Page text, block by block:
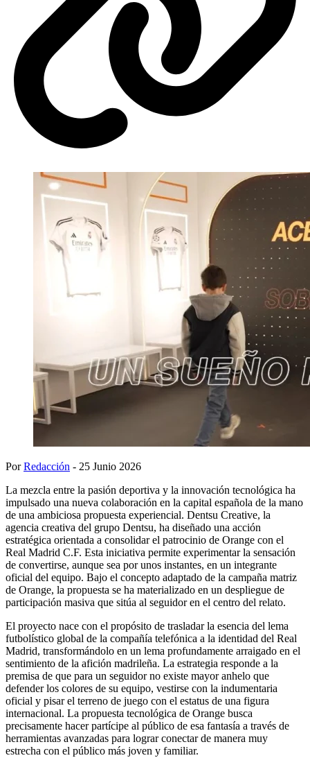
PorRedacción - 25 Junio 2026
La mezcla entre la pasión deportiva y la innovación tecnológica ha
impulsado una nueva colaboración en la capital española de la mano
de una ambiciosa propuesta experiencial. Dentsu Creative, la
agencia creativa del grupo Dentsu, ha diseñado una acción
estratégica orientada a consolidar el patrocinio de Orange con el
Real Madrid C.F. Esta iniciativa permite experimentar la sensación
de convertirse, aunque sea por unos instantes, en un integrante
oficial del equipo. Bajo el concepto adaptado de la campaña matriz
de Orange, la propuesta se ha materializado en un despliegue de
participación masiva que sitúa al seguidor en el centro del relato.
El proyecto nace con el propósito de trasladar la esencia del lema
futbolístico global de la compañía telefónica a la identidad del Real
Madrid, transformándolo en un lema profundamente arraigado en el
sentimiento de la afición madrileña. La estrategia responde a la
premisa de que para un seguidor no existe mayor anhelo que
defender los colores de su equipo, vestirse con la indumentaria
oficial y pisar el terreno de juego con el estatus de una figura
internacional. La propuesta tecnológica de Orange busca
precisamente hacer partícipe al público de esa fantasía a través de
herramientas avanzadas para lograr conectar de manera muy
estrecha con el público más joven y familiar.